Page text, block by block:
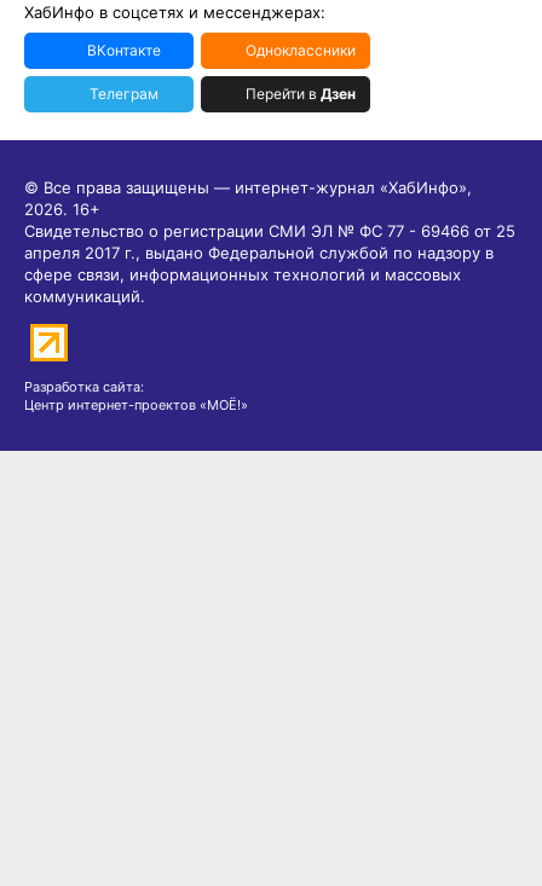
ХабИнфо в соцсетях и мессенджерах:
ВКонтакте Одноклассники
Телеграм Перейти в Дзен
© Все права защищены — интернет-журнал «ХабИнфо»,
2026. 16+
Свидетельство о регистрации СМИ ЭЛ № ФС 77 - 69466 от 25
апреля 2017 г., выдано Федеральной службой по надзору в
сфере связи, информационных технологий и массовых
коммуникаций.
Разработка сайта:
Центр интернет-проектов «МОЁ!»